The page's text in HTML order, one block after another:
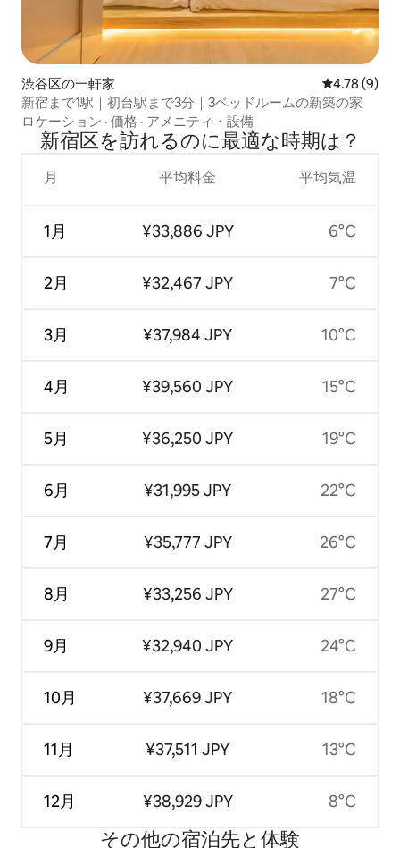
渋谷区の一軒家 レビュー9
4.78 (9)
新宿まで1駅｜初台駅まで3分｜3ベッドルームの新築の家
ロケーション · 価格 · アメニティ・設備
新宿区を訪⁠れ⁠るの⁠に最⁠適⁠な時⁠期⁠は⁠？
月
1月
2月
3月
4月
5月
6月
7月
8月
9月
10月
11月
12月
平均料金
¥33,886 JPY
¥32,467 JPY
¥37,984 JPY
¥39,560 JPY
¥36,250 JPY
¥31,995 JPY
¥35,777 JPY
¥33,256 JPY
¥32,940 JPY
¥37,669 JPY
¥37,511 JPY
¥38,929 JPY
平均気温
6°C
7°C
10°C
15°C
19°C
22°C
26°C
27°C
24°C
18°C
13°C
8°C
その他の宿⁠泊⁠先と体⁠験